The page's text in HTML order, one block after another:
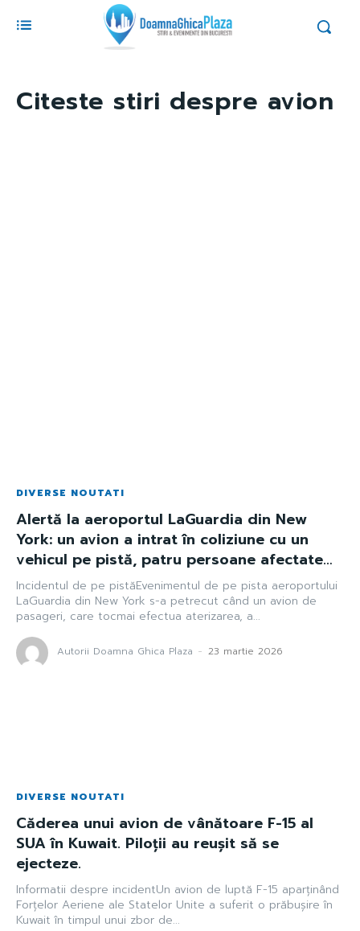
Citeste stiri despre avion
DIVERSE NOUTATI
Alertă la aeroportul LaGuardia din New
York: un avion a intrat în coliziune cu un
vehicul pe pistă, patru persoane afectate…
Incidentul de pe pistăEvenimentul de pe pista aeroportului
LaGuardia din New York s-a petrecut când un avion de
pasageri, care tocmai efectua aterizarea, a...
Autorii Doamna Ghica Plaza - 23 martie 2026
DIVERSE NOUTATI
Căderea unui avion de vânătoare F-15 al
SUA în Kuwait. Piloții au reușit să se
ejecteze.
Informatii despre incidentUn avion de luptă F-15 aparținând
Forțelor Aeriene ale Statelor Unite a suferit o prăbușire în
Kuwait în timpul unui zbor de...